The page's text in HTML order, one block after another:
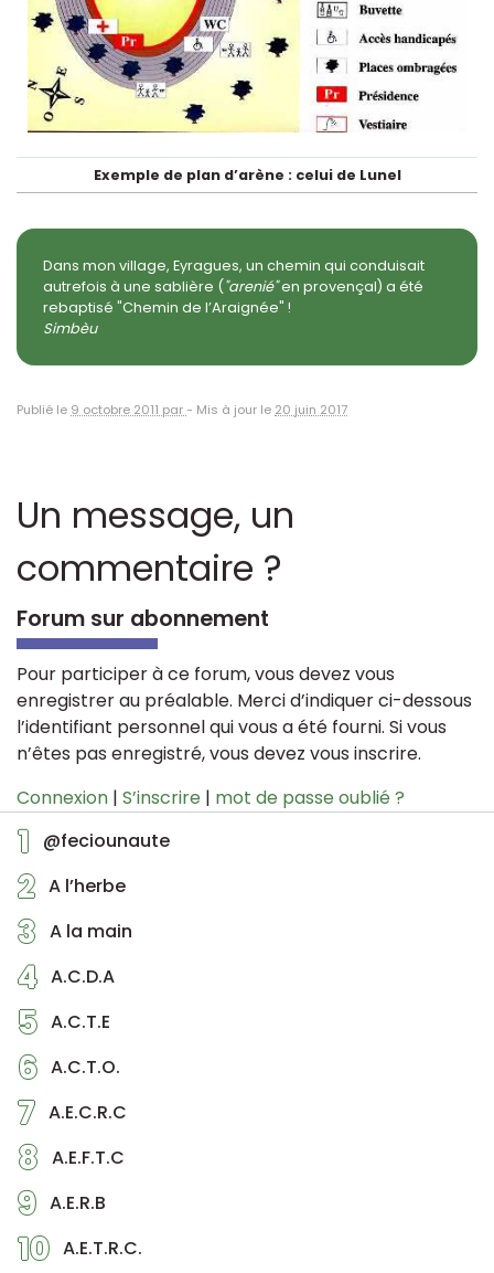
1 @feciounaute
2 A l’herbe
3 A la main
4 A.C.D.A
5 A.C.T.E
6 A.C.T.O.
7 A.E.C.R.C
8 A.E.F.T.C
9 A.E.R.B
10 A.E.T.R.C.
Exemple de plan d’arène : celui de Lunel
Dans mon village, Eyragues, un chemin qui conduisait
autrefois à une sablière ("arenié"en provençal) a été
rebaptisé "Chemin de l’Araignée" !
Simbèu
Publié le 9 octobre 2011 par- Mis à jour le 20 juin 2017
Un message, un
commentaire ?
Forum sur abonnement
Pour participer à ce forum, vous devez vous
enregistrer au préalable. Merci d’indiquer ci-dessous
l’identifiant personnel qui vous a été fourni. Si vous
n’êtes pas enregistré, vous devez vous inscrire.
Connexion | S’inscrire | mot de passe oublié ?